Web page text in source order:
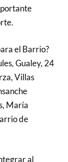
el Barrio?
Gualey, 24
Villas
María
de
al